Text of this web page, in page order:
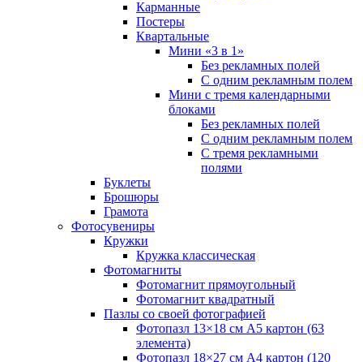
Карманные
Постеры
Квартальные
Мини «3 в 1»
Без рекламных полей
С одним рекламным полем
Мини с тремя календарными
блоками
Без рекламных полей
С одним рекламным полем
С тремя рекламными
полями
Буклеты
Брошюры
Грамота
Фотосувениры
Кружки
Кружка классическая
Фотомагниты
Фотомагнит прямоугольный
Фотомагнит квадратный
Пазлы со своей фотографией
Фотопазл 13×18 см А5 картон (63
элемента)
Фотопазл 18×27 см А4 картон (120